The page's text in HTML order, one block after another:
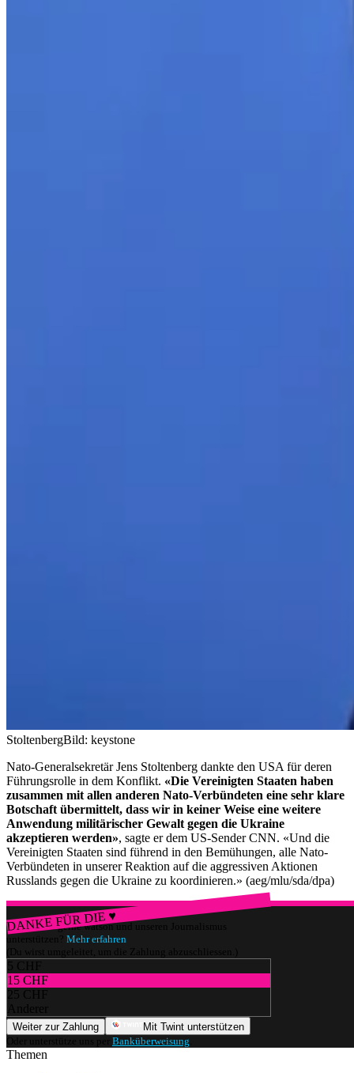
StoltenbergBild: keystone
Nato-Generalsekretär Jens Stoltenberg dankte den USA für deren
Führungsrolle in dem Konflikt. «Die Vereinigten Staaten haben
zusammen mit allen anderen Nato-Verbündeten eine sehr klare
Botschaft übermittelt, dass wir in keiner Weise eine weitere
Anwendung militärischer Gewalt gegen die Ukraine
akzeptieren werden», sagte er dem US-Sender CNN. «Und die
Vereinigten Staaten sind führend in den Bemühungen, alle Nato-
Verbündeten in unserer Reaktion auf die aggressiven Aktionen
Russlands gegen die Ukraine zu koordinieren.» (aeg/mlu/sda/dpa)
DANKE FÜR DIE ♥
Würdest du gerne watson und unseren Journalismus
unterstützen? Mehr erfahren
(Du wirst umgeleitet, um die Zahlung abzuschliessen.)
5 CHF
15 CHF
25 CHF
Anderer
Weiter zur Zahlung
Mit Twint unterstützen
Oder unterstütze uns per Banküberweisung
Themen